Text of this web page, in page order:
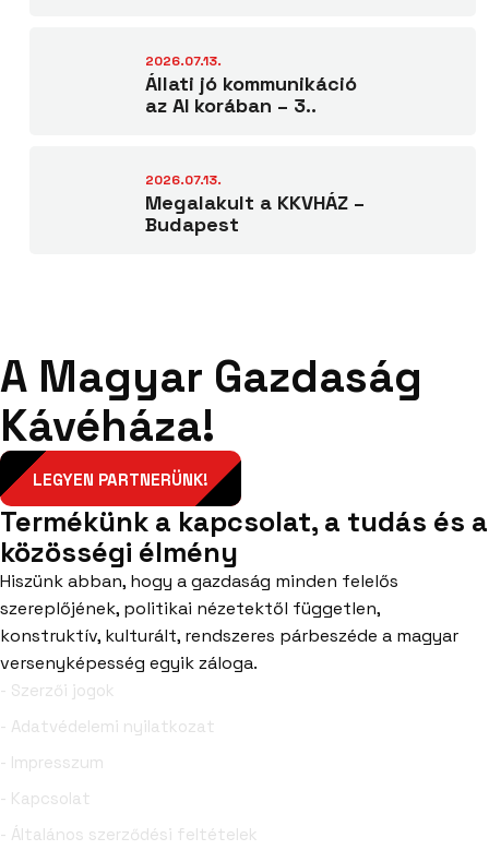
2026.07.13.
Állati jó kommunikáció
az AI korában – 3..
2026.07.13.
Megalakult a KKVHÁZ –
Budapest
A Magyar Gazdaság
Kávéháza!
LEGYEN PARTNERÜNK!
Termékünk a kapcsolat, a tudás és a
közösségi élmény
Hiszünk abban, hogy a gazdaság minden felelős
szereplőjének, politikai nézetektől független,
konstruktív, kulturált, rendszeres párbeszéde a magyar
versenyképesség egyik záloga.
- Szerzői jogok
- Adatvédelemi nyilatkozat
- Impresszum
- Kapcsolat
- Általános szerződési feltételek